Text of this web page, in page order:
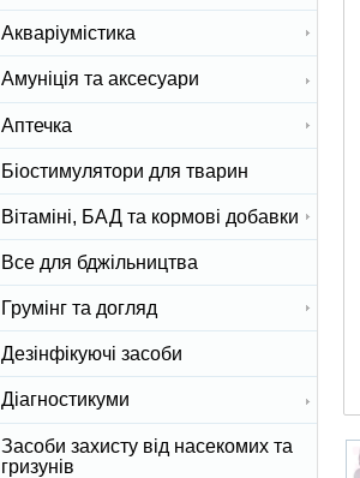
Акваріумістика
Амуніція та аксесуари
Аптечка
Біостимулятори для тварин
Вітаміні, БАД та кормові добавки
Все для бджільництва
Грумінг та догляд
Дезінфікуючі засоби
Діагностикуми
Засоби захисту від насекомих та
гризунів